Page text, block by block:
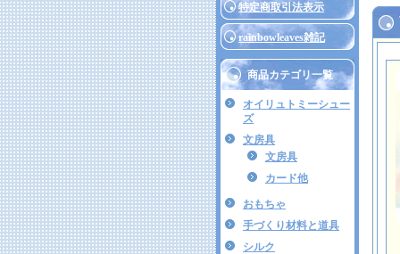
特定商取引法表示
rainbowleaves雑記
商品カテゴリ一覧
オイリュトミーシュー
ズ
文房具
文房具
カード他
おもちゃ
手づくり材料と道具
シルク